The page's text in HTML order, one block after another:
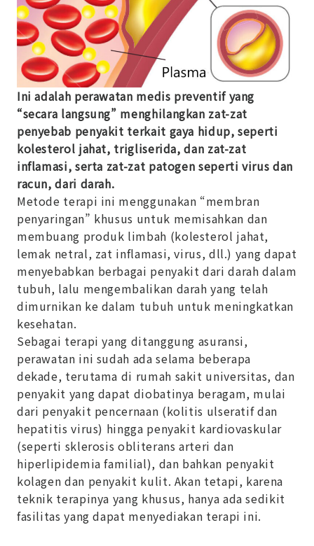
Ini adalah perawatan medis preventif yang
“secara langsung” menghilangkan zat-zat
penyebab penyakit terkait gaya hidup, seperti
kolesterol jahat, trigliserida, dan zat-zat
inflamasi, serta zat-zat patogen seperti virus dan
racun, dari darah.
Metode terapi ini menggunakan “membran
penyaringan” khusus untuk memisahkan dan
membuang produk limbah (kolesterol jahat,
lemak netral, zat inflamasi, virus, dll.) yang dapat
menyebabkan berbagai penyakit dari darah dalam
tubuh, lalu mengembalikan darah yang telah
dimurnikan ke dalam tubuh untuk meningkatkan
kesehatan.
Sebagai terapi yang ditanggung asuransi,
perawatan ini sudah ada selama beberapa
dekade, terutama di rumah sakit universitas, dan
penyakit yang dapat diobatinya beragam, mulai
dari penyakit pencernaan (kolitis ulseratif dan
hepatitis virus) hingga penyakit kardiovaskular
(seperti sklerosis obliterans arteri dan
hiperlipidemia familial), dan bahkan penyakit
kolagen dan penyakit kulit. Akan tetapi, karena
teknik terapinya yang khusus, hanya ada sedikit
fasilitas yang dapat menyediakan terapi ini.